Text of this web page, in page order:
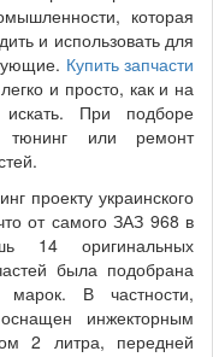
которая
и использовать для
Купить запчасти
и просто, как и на
При подборе
тюнинг или ремонт
проекту украинского
от самого ЗАЗ 968 в
14 оригинальных
была подобрана
марок. В частности,
инжекторным
2 литра, передней